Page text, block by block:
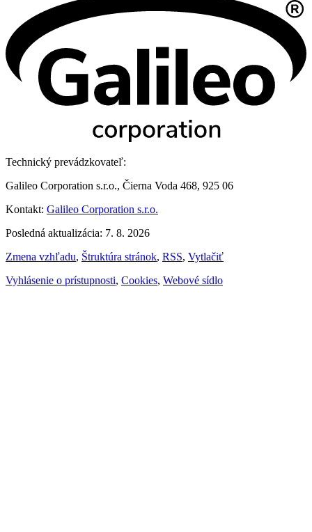
Technický prevádzkovateľ:
Galileo Corporation s.r.o., Čierna Voda 468, 925 06
Kontakt: Galileo Corporation s.r.o.
Posledná aktualizácia: 7. 8. 2026
Zmena vzhľadu, Štruktúra stránok, RSS, Vytlačiť
Vyhlásenie o prístupnosti, Cookies, Webové sídlo